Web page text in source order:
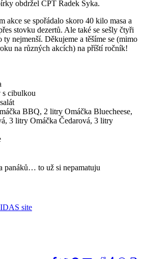
obdržel CPT Radek Syka.
akce se spořádalo skoro 40 kilo masa a
stovku dezertů. Ale také se sešly čtyři
ty nejmenší. Děkujeme a těšíme se (mimo
na různých akcích) na příští ročník!
s cibulkou
BBQ, 2 litry Omáčka Bluecheese,
3 litry Omáčka Čedarová, 3 litry
to už si nepamatuju
site